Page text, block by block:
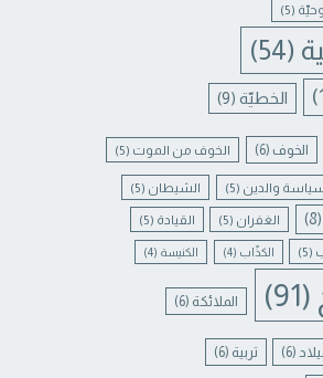
(5)
(54)
الخطيّة(9)
الخوف (6) الخوف من الموت (5)
والدين (5) الشيطان (5)
(8) الغفران (5) القيادة (5)
(5) الكذّاب (4) الكنيسة (4)
(91) الملائكة (6)
(6) تربية (6)